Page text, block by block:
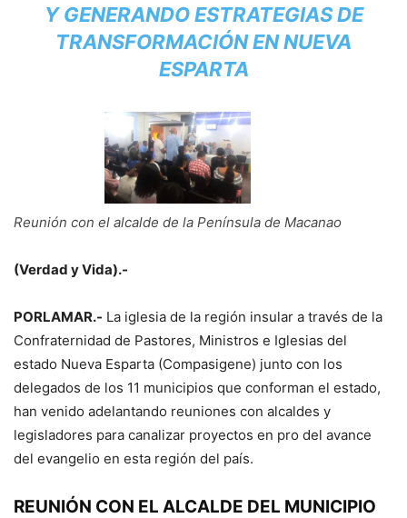
Y GENERANDO ESTRATEGIAS DE
TRANSFORMACIÓN EN NUEVA
ESPARTA
Reunión con el alcalde de la Península de Macanao
(Verdad y Vida).-
PORLAMAR.- La iglesia de la región insular a través de la
Confraternidad de Pastores, Ministros e Iglesias del
estado Nueva Esparta (Compasigene) junto con los
delegados de los 11 municipios que conforman el estado,
han venido adelantando reuniones con alcaldes y
legisladores para canalizar proyectos en pro del avance
del evangelio en esta región del país.
REUNIÓN CON EL ALCALDE DEL MUNICIPIO